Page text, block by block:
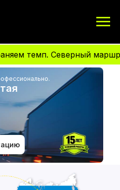
Северный маршрут в